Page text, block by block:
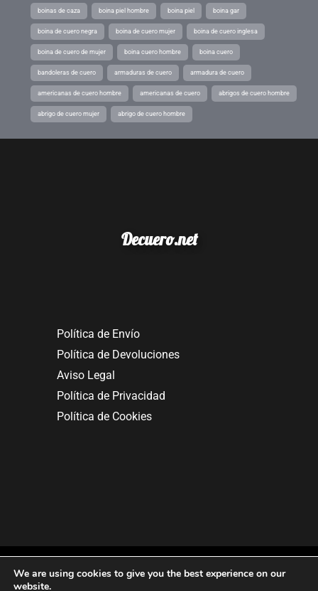
boinas de caza boina piel hombre boina piel boina gar
boina de cuero negra boina de cuero mujer boina de cuero inglesa
boina de cuero de mujer boina cuero hombre boina cuero
bandoleras de cuero armaduras de cuero armadura de cuero
americanas de cuero hombre americanas de cuero abrigos de cuero hombre
abrigo de cuero mujer abrigo de cuero hombre
Decuero.net
Política de Envío
Política de Devoluciones
Aviso Legal
Política de Privacidad
Política de Cookies
We are using cookies to give you the best experience on our
website.